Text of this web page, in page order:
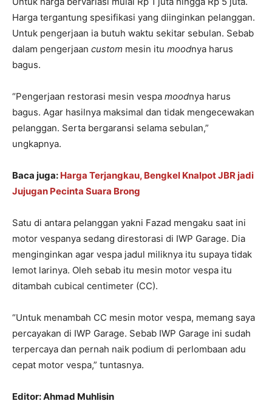
Harga tergantung spesifikasi yang diinginkan pelanggan.
Untuk pengerjaan ia butuh waktu sekitar sebulan. Sebab
dalam pengerjaan custom mesin itu moodnya harus
bagus.
“Pengerjaan restorasi mesin vespa moodnya harus
bagus. Agar hasilnya maksimal dan tidak mengecewakan
pelanggan. Serta bergaransi selama sebulan,”
ungkapnya.
Baca juga: Harga Terjangkau, Bengkel Knalpot JBR jadi
Jujugan Pecinta Suara Brong
Satu di antara pelanggan yakni Fazad mengaku saat ini
motor vespanya sedang direstorasi di IWP Garage. Dia
menginginkan agar vespa jadul miliknya itu supaya tidak
lemot larinya. Oleh sebab itu mesin motor vespa itu
ditambah cubical centimeter (CC).
“Untuk menambah CC mesin motor vespa, memang saya
percayakan di IWP Garage. Sebab IWP Garage ini sudah
terpercaya dan pernah naik podium di perlombaan adu
cepat motor vespa,” tuntasnya.
Editor: Ahmad Muhlisin